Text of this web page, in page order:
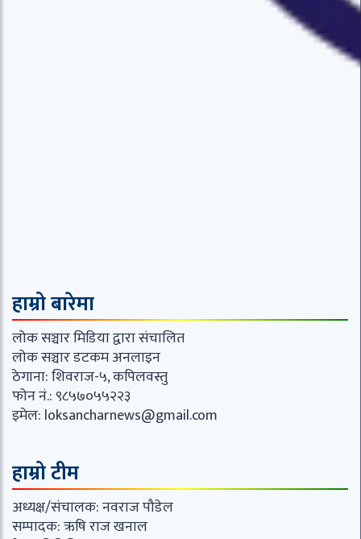
हाम्रो बारेमा
लोक सञ्चार मिडिया द्वारा संचालित
लोक सञ्चार डटकम अनलाइन
ठेगाना: शिवराज-५, कपिलवस्तु
फोन नं.: ९८५७०५५२२३
इमेल: loksancharnews@gmail.com
हाम्रो टीम
अध्यक्ष/संचालक: नवराज पौडेल
सम्पादक: ऋषि राज खनाल